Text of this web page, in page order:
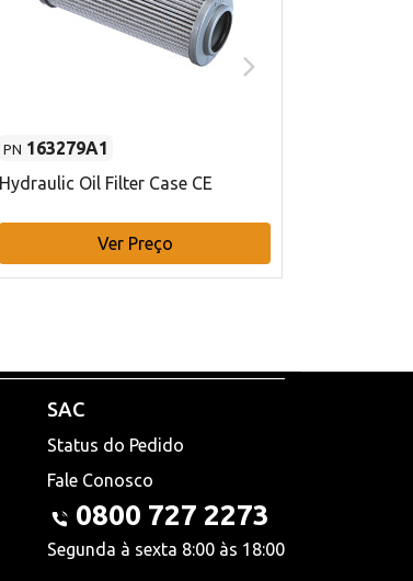
PN 163279A1
Hydraulic Oil Filter Case CE
Ver Preço
SAC
Status do Pedido
Fale Conosco
0800 727 2273
Segunda à sexta 8:00 às 18:00